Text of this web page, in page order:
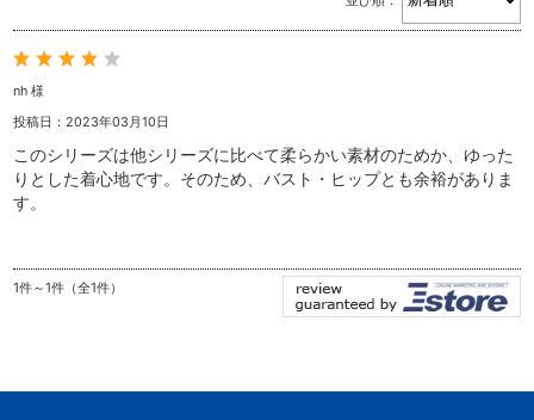
nh 様
投稿日：2023年03月10日
このシリーズは他シリーズに比べて柔らかい素材のためか、ゆった
りとした着心地です。そのため、バスト・ヒップとも余裕がありま
す。
1件～1件（全1件）